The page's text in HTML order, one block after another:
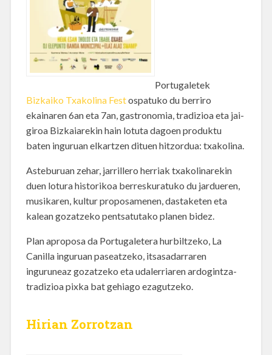
Portugaletek
Bizkaiko Txakolina Festospatuko du berriro
ekainaren 6an eta 7an, gastronomia, tradizioa eta jai-
giroa Bizkaiarekin hain lotuta dagoen produktu
baten inguruan elkartzen dituen hitzordua: txakolina.
Asteburuan zehar, jarrillero herriak txakolinarekin
duen lotura historikoa berreskuratuko du jardueren,
musikaren, kultur proposamenen, dastaketen eta
kalean gozatzeko pentsatutako planen bidez.
Plan aproposa da Portugaletera hurbiltzeko, La
Canilla inguruan paseatzeko, itsasadarraren
inguruneaz gozatzeko eta udalerriaren ardogintza-
tradizioa pixka bat gehiago ezagutzeko.
Hirian Zorrotzan